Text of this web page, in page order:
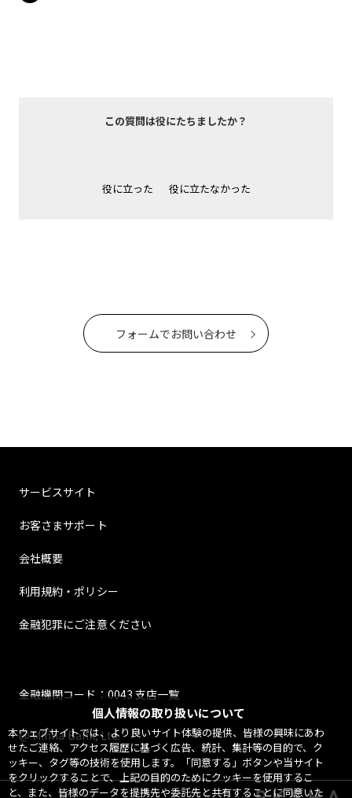
個人情報の取り扱いについて
本ウェブサイトでは、より良いサイト体験の提供、皆様の興味にあわ
せたご連絡、アクセス履歴に基づく広告、統計、集計等の目的で、ク
ッキー、タグ等の技術を使用します。「同意する」ボタンや当サイト
をクリックすることで、上記の目的のためにクッキーを使用するこ
と、また、皆様のデータを提携先や委託先と共有することに同意いた
この質問は役にたちましたか？
役に立った 役に立たなかった
フォームでお問い合わせ
サービスサイト
お客さまサポート
会社概要
利用規約・ポリシー
金融犯罪にご注意ください
金融機関コード：0043 支店一覧
@ Minna Bank, Ltd.